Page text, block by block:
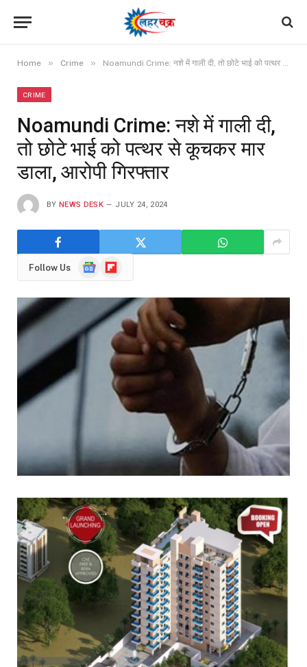
Home » Crime » Noamundi Crime: नशे में गाली दी, तो छोटे भाई को पत्थर से कूचकर मार डाला, आरोपी गिरफ्तार
CRIME
Noamundi Crime: नशे में गाली दी,
तो छोटे भाई को पत्थर से कूचकर मार
डाला, आरोपी गिरफ्तार
BY NEWS DESK JULY 24, 2024
Follow Us
GoogleFlipboard